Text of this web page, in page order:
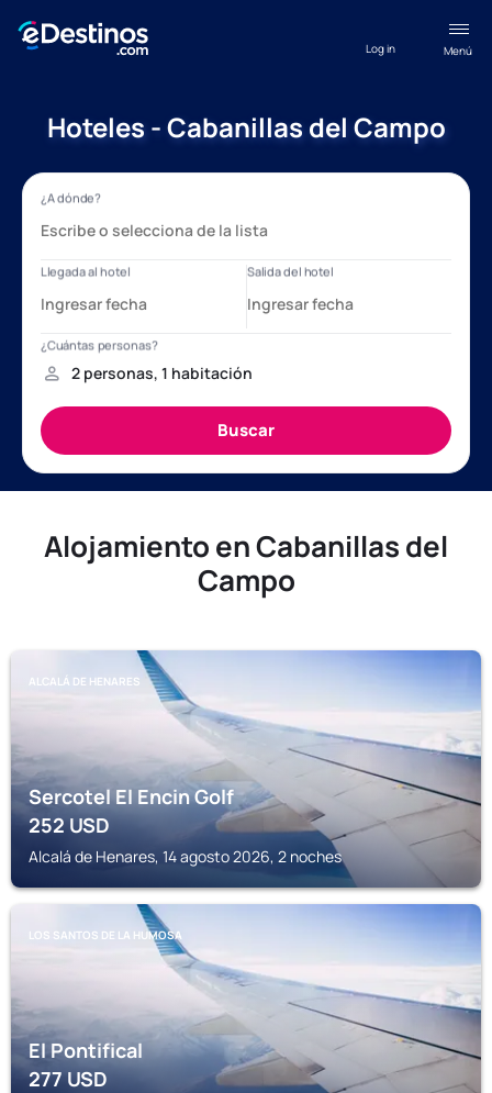
Menú
Log in
Hoteles - Cabanillas del Campo
Alojamiento en Cabanillas del
Campo
ALCALÁ DE HENARES
Sercotel El Encin Golf
252USD
Alcalá de Henares, 14 agosto 2026, 2 noches
LOS SANTOS DE LA HUMOSA
El Pontifical
277USD